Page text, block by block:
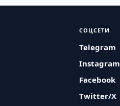
СОЦСЕТИ
Telegram
Instagram
Facebook
Twitter/X